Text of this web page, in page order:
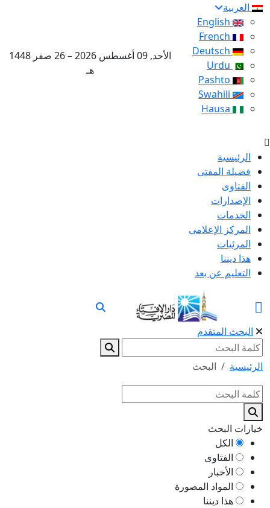
العربية
الأحد, 09 أغسطس 2026 – 26 صفر 1448
هـ
الرئيسية
فضيلة المفتى
الفتاوى
الإصدارات
الخدمات
المركز الإعلامى
المرئيات
هذا ديننا
التعليم عن بعد
البحث المتقدم
الرئيسية البحث
خيارات البحث
الكل
الفتاوى
الأخبار
المواد المصورة
هذا ديننا